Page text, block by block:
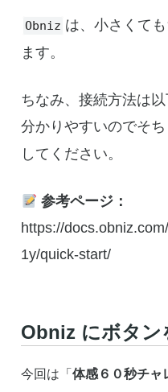
Obniz は、小さくて
ます。
ちなみ、接続方法は
分かりやすいのでそ
してください。
参考ページ：
https://
1y/quick-start/
Obniz にボタン
今回は「体感６０秒チャ